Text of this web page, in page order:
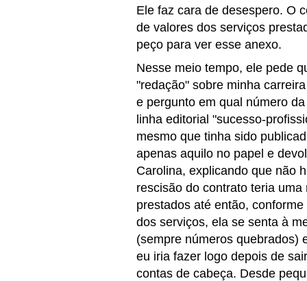
Ele faz cara de desespero. O
de valores dos serviços
peço para ver esse anexo.
Nesse meio tempo, ele pede
"redação" sobre minha
e pergunto em qual número
linha editorial "sucesso-
mesmo que tinha sido
apenas aquilo no papel e
Carolina, explicando que não
rescisão do contrato teria
prestados até então,
dos serviços, ela se senta à
(sempre números quebrados)
eu iria fazer logo depois de
contas de cabeça. Desde